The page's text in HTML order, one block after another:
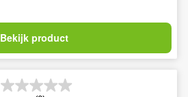
Bekijk product